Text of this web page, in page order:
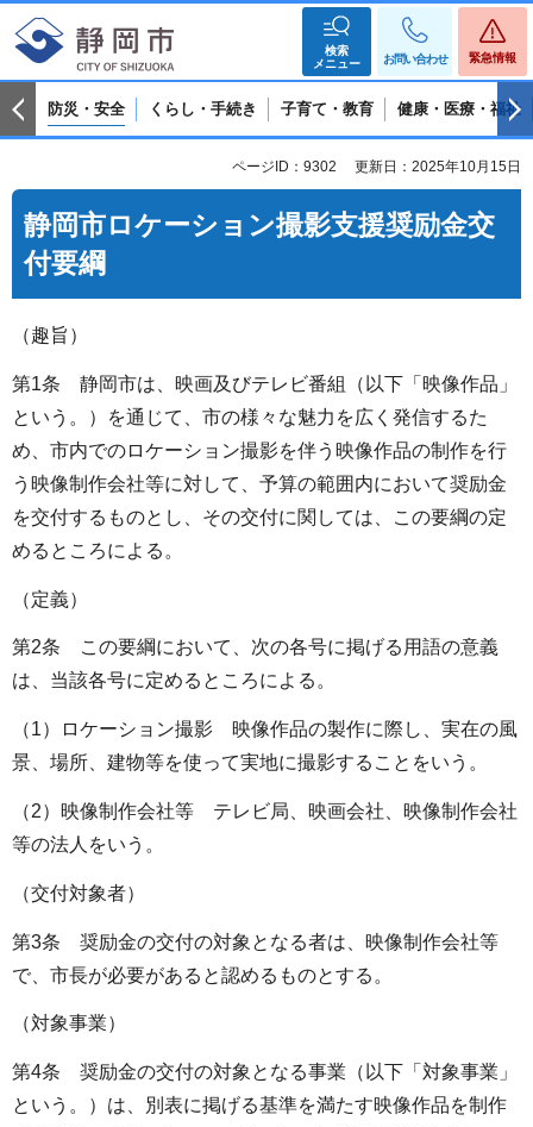
検索
メニュー
お問い合わせ 緊急情報
防災・安全 くらし・手続き 子育て・教育 健康・医療・福祉
ページID：9302 更新日：2025年10月15日
静岡市ロケーション撮影支援奨励金交
付要綱
（趣旨）
第1条 静岡市は、映画及びテレビ番組（以下「映像作品」
という。）を通じて、市の様々な魅力を広く発信するた
め、市内でのロケーション撮影を伴う映像作品の制作を行
う映像制作会社等に対して、予算の範囲内において奨励金
を交付するものとし、その交付に関しては、この要綱の定
めるところによる。
（定義）
第2条 この要綱において、次の各号に掲げる用語の意義
は、当該各号に定めるところによる。
（1）ロケーション撮影 映像作品の製作に際し、実在の風
景、場所、建物等を使って実地に撮影することをいう。
（2）映像制作会社等 テレビ局、映画会社、映像制作会社
等の法人をいう。
（交付対象者）
第3条 奨励金の交付の対象となる者は、映像制作会社等
で、市長が必要があると認めるものとする。
（対象事業）
第4条 奨励金の交付の対象となる事業（以下「対象事業」
という。）は、別表に掲げる基準を満たす映像作品を制作